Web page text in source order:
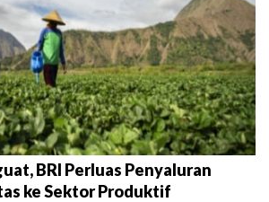
BRI Perluas Penyaluran
ke Sektor Produktif